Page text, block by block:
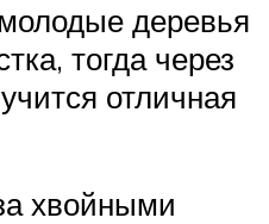
деревья
тогда через
отличная
хвойными